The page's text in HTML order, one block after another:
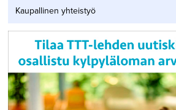
Kaupallinen yhteistyö